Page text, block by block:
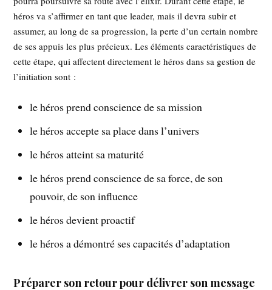
héros va s’affirmer en tant que leader, mais il devra subir et
assumer, au long de sa progression, la perte d’un certain nombre
de ses appuis les plus précieux. Les éléments caractéristiques de
cette étape, qui affectent directement le héros dans sa gestion de
l’initiation sont :
le héros prend conscience de sa mission
le héros accepte sa place dans l’univers
le héros atteint sa maturité
le héros prend conscience de sa force, de son
pouvoir, de son influence
le héros devient proactif
le héros a démontré ses capacités d’adaptation
Préparer son retour pour délivrer son message